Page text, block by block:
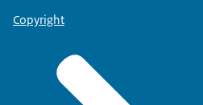
Copyright